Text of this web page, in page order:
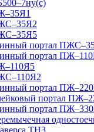
портал
портал
портал
портал
портал
ТН3